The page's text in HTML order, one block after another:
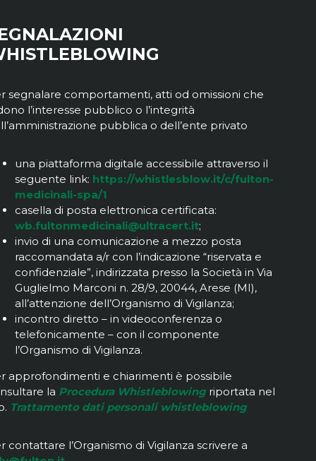
segnalare comportamenti, atti od omissioni che
l’interesse pubblico o l’integrità
pubblica o dell’ente privato
una piattaforma digitale accessibile attraverso il
seguente link: https://whistlesblow.it/c/fulton-
medicinali-spa/1
casella di posta elettronica certificata:
wb.fultonmedicinali@ultracert.it;
invio di una comunicazione a mezzo posta
raccomandata a/r con l’indicazione “riservata e
confidenziale”, indirizzata presso la Società in Via
Guglielmo Marconi n. 28/9, 20044, Arese (MI),
all’attenzione dell’Organismo di Vigilanza;
incontro diretto – in videoconferenza o
telefonicamente – con il componente
l’Organismo di Vigilanza.
approfondimenti e chiarimenti è possibile
la Procedura Whistleblowing riportata nel
Trattamento dati personali whistleblowing
contattare l’Organismo di Vigilanza scrivere a